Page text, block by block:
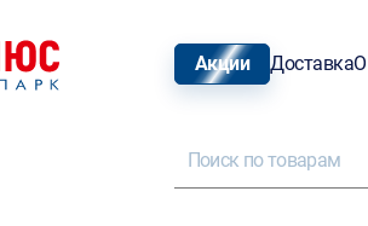
Акции Доставка